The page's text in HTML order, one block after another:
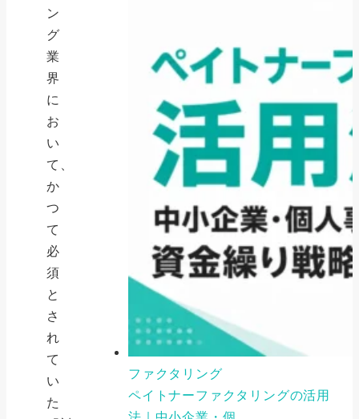
ン
グ
業
界
に
お
い
て、
か
つ
て
必
須
と
さ
れ
て
い
た
ファクタリング
ペイトナーファクタリングの活用